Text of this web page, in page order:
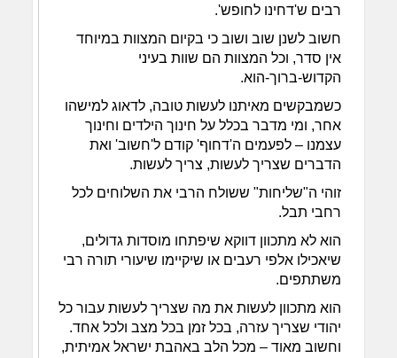
רבים ש'דחינו לחופש'.
חשוב לשנן שוב ושוב כי בקיום המצוות במיוחד
אין סדר, וכל המצוות הם שוות בעיני
הקדוש-ברוך-הוא.
כשמבקשים מאיתנו לעשות טובה, לדאוג למישהו
אחר, ומי מדבר בכלל על חינוך הילדים וחינוך
עצמנו – לפעמים ה'דחוף' קודם ל'חשוב' ואת
הדברים שצריך לעשות, צריך לעשות.
זוהי ה"שליחות" ששולח הרבי את השלוחים לכל
רחבי תבל.
הוא לא מתכוון דווקא שיפתחו מוסדות גדולים,
שיאכילו אלפי רעבים או שיקיימו שיעורי תורה רבי
משתתפים.
הוא מתכוון לעשות את מה שצריך לעשות עבור כל
יהודי שצריך עזרה, בכל זמן בכל מצב ולכל אחד.
וחשוב מאוד – מכל הלב באהבת ישראל אמיתית,